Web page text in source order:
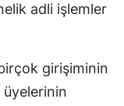
adli işlemler
girişiminin
üyelerinin